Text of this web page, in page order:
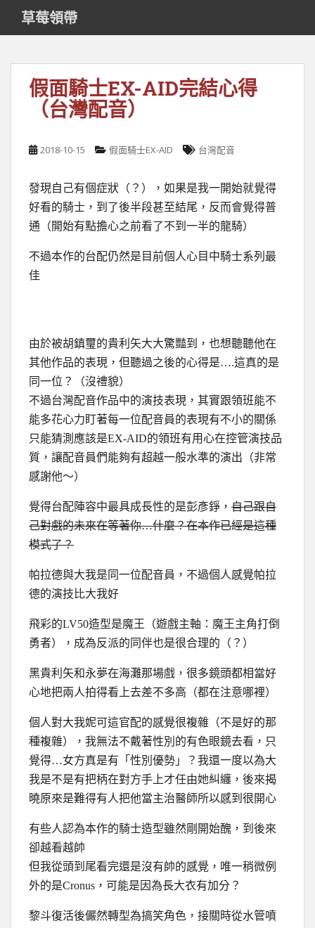
i
草莓領帶
假面騎士EX-AID完結心得
（台灣配音）
2018-10-15 假面騎士EX-AID 台灣配音
發現自己有個症狀（？），如果是我一開始就覺得
好看的騎士，到了後半段甚至結尾，反而會覺得普
通（開始有點擔心之前看了不到一半的龍騎）
不過本作的台配仍然是目前個人心目中騎士系列最
佳
由於被胡鎮璽的貴利矢大大驚豔到，也想聽聽他在
其他作品的表現，但聽過之後的心得是….這真的是
同一位？（沒禮貌）
不過台灣配音作品中的演技表現，其實跟領班能不
能多花心力盯著每一位配音員的表現有不小的關係
只能猜測應該是EX-AID的領班有用心在控管演技品
質，讓配音員們能夠有超越一般水準的演出（非常
感謝他～）
覺得台配陣容中最具成長性的是彭彥錚， 自己跟自
己對戲的未來在等著你…什麼？在本作已經是這種
模式了？
帕拉德與大我是同一位配音員，不過個人感覺帕拉
德的演技比大我好
飛彩的LV50造型是魔王（遊戲主軸：魔王主角打倒
勇者），成為反派的同伴也是很合理的（？）
黑貴利矢和永夢在海灘那場戲，很多鏡頭都相當好
心地把兩人拍得看上去差不多高（都在注意哪裡）
個人對大我妮可這官配的感覺很複雜（不是好的那
種複雜），我無法不戴著性別的有色眼鏡去看，只
覺得…女方真是有「性別優勢」？我還一度以為大
我是不是有把柄在對方手上才任由她糾纏，後來揭
曉原來是難得有人把他當主治醫師所以感到很開心
有些人認為本作的騎士造型雖然剛開始醜，到後來
卻越看越帥
但我從頭到尾看完還是沒有帥的感覺，唯一稍微例
外的是Cronus，可能是因為長大衣有加分？
黎斗復活後儼然轉型為搞笑角色，接關時從水管噴